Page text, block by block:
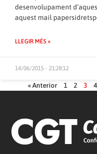
desenvolupament
aquest mail
LLEGIR MÉS »
14/06/2015 - 21:28:12
« Anterior 1 2 3 4